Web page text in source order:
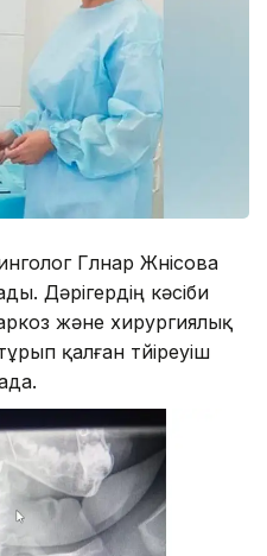
Гүлнар Жүнісова
Дәрігердің кәсіби
және хирургиялық
қалған түйіреуіш